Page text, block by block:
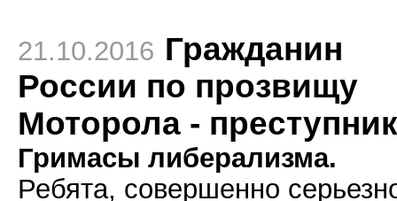
21.10.2016 Гражданин
России по прозвищу
Моторола -
Гримасы либерализма.
Ребята, совершенно